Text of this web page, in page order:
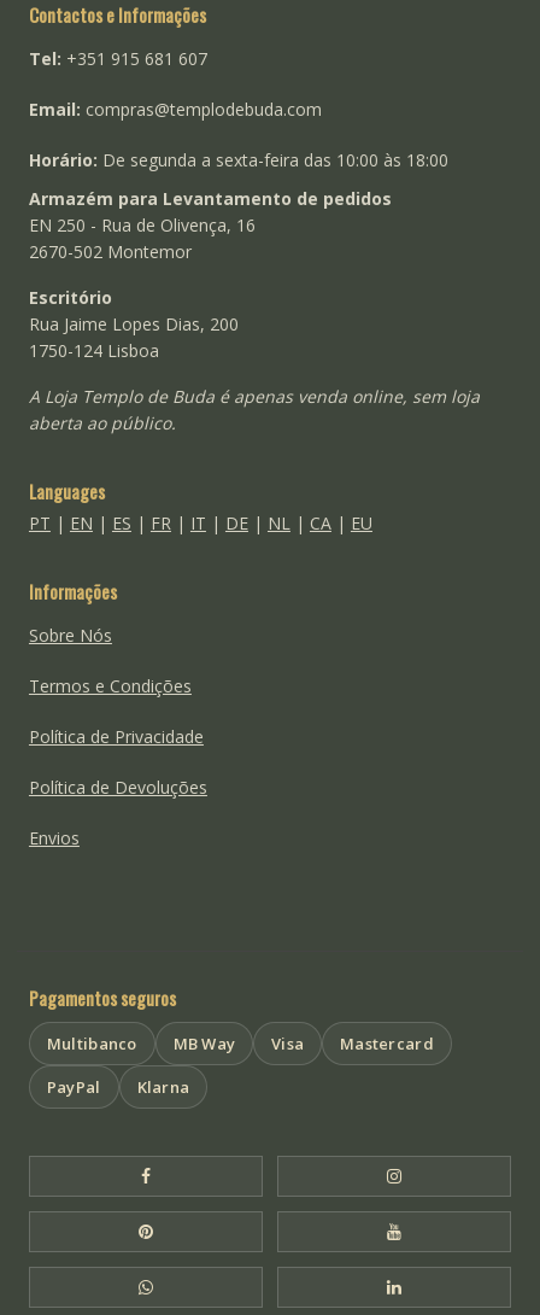
Contactos e Informações
Tel: +351 915 681 607
Email: compras@templodebuda.com
Horário: De segunda a sexta-feira das 10:00 às 18:00
Armazém para Levantamento de pedidos
EN 250 - Rua de Olivença, 16
2670-502 Montemor
Escritório
Rua Jaime Lopes Dias, 200
1750-124 Lisboa
A Loja Templo de Buda é apenas venda online, sem loja
aberta ao público.
Languages
PT | EN | ES | FR| IT | DE| NL| CA| EU
Informações
Sobre Nós
Termos e Condições
Política de Privacidade
Política de Devoluções
Envios
Pagamentos seguros
Multibanco MB Way Visa
Mastercard
PayPal
Klarna
Facebook Templo de Buda Instagram
Pinterest Templo de Buda YouTube Templo
WhatsApp Templo de Buda LinkedIn Templo